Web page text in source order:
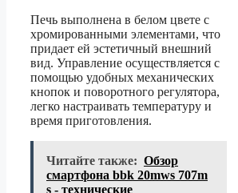
Печь выполнена в белом цвете с
хромированными элементами, что
придает ей эстетичный внешний
вид. Управление осуществляется с
помощью удобных механических
кнопок и поворотного регулятора,
легко настраивать температуру и
время приготовления.
Читайте также: Обзор
смартфона bbk 20mws 707m
s - технические